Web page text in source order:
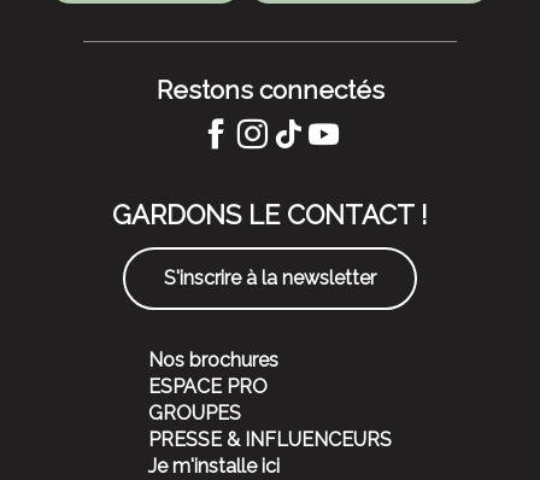
Restons connectés
GARDONS LE CONTACT !
S'inscrire à la newsletter
Nos brochures
ESPACE PRO
GROUPES
PRESSE & INFLUENCEURS
Je m'installe ici